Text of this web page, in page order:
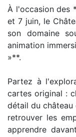
À l'occasion des
et 7 juin, le
son domaine
animation
»**.
Partez à
cartes original :
détail du château
retrouver les
apprendre